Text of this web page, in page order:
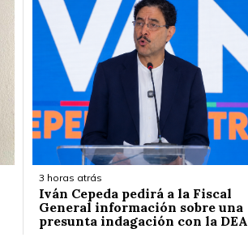
3 horas atrás
Iván Cepeda pedirá a la Fiscal
General información sobre una
presunta indagación con la DEA